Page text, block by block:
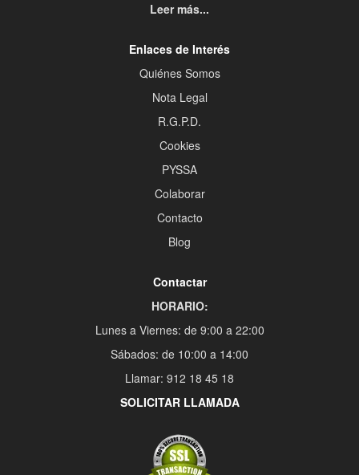
Leer más...
Enlaces de Interés
Quiénes Somos
Nota Legal
R.G.P.D.
Cookies
PYSSA
Colaborar
Contacto
Blog
Contactar
HORARIO:
Lunes a Viernes: de 9:00 a 22:00
Sábados: de 10:00 a 14:00
Llamar: 912 18 45 18
SOLICITAR LLAMADA